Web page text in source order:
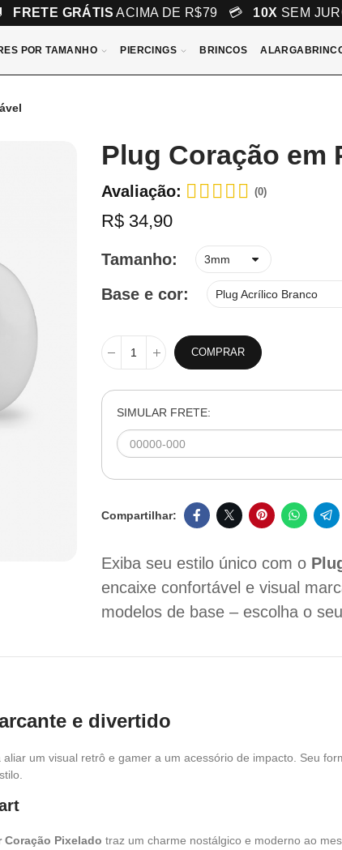
FRETE GRÁTIS ACIMA DE R$79 💳 10X SEM
POR TAMANHO PIERCINGS BRINCOS
Plug Coração em
Avaliação: (0)
R$ 34,90
Tamanho
Base e cor
COMPRAR
SIMULAR FRETE:
Exiba seu estilo único com o
encaixe confortável e visual
modelos de base – escolha o
e divertido
um visual retrô e gamer a um acessório de impacto. Seu
Coração Pixelado traz um charme nostálgico e moderno ao